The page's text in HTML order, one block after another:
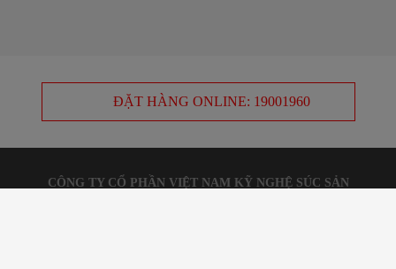
ĐẶT HÀNG ONLINE: 19001960
CÔNG TY CỔ PHẦN VIỆT NAM KỸ NGHỆ SÚC SẢN